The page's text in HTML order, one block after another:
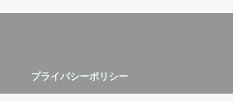
プライバシーポリシー